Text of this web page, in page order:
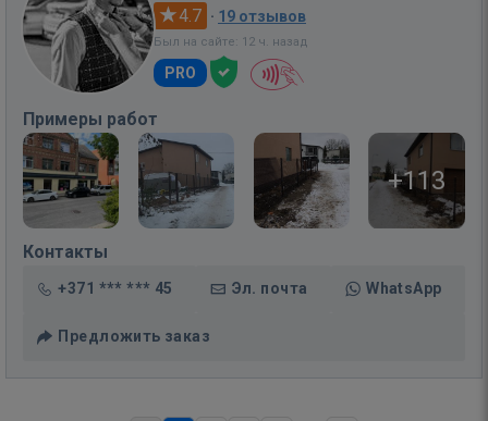
4.7 · 19 отзывов
Был на сайте: 12 ч. назад
PRO
Примеры работ
+113
Контакты
+371 *** *** 45 Эл. почта WhatsApp
Предложить заказ